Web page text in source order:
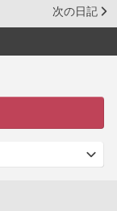
次の日記